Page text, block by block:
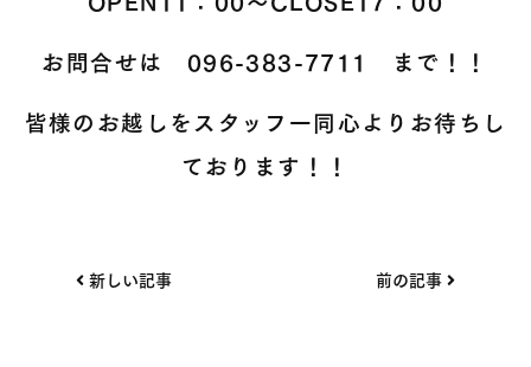
お問合せは 096-383-7711
まで！！
皆様のお越しをスタッフ一同心よりお待ちし
ております！！
投 前の記事
新しい記事